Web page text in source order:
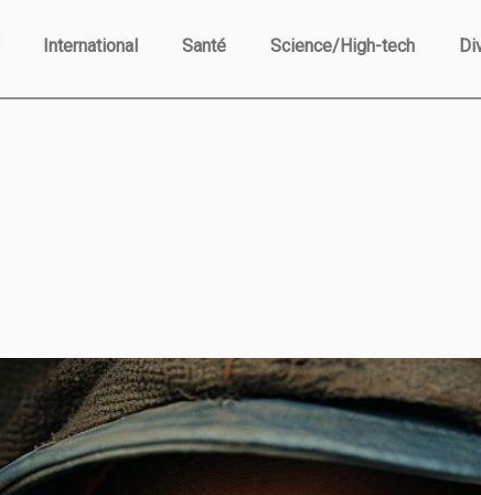
International Santé Science/High-tech